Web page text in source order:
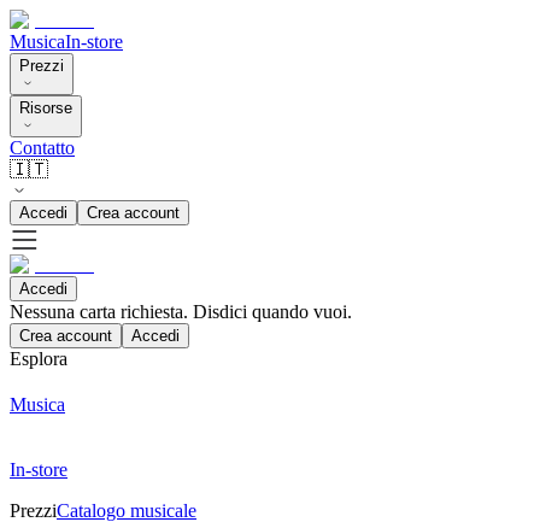
MusicaIn-store
Prezzi
Risorse
Contatto
🇮🇹
Accedi Crea account
Accedi
Nessuna carta richiesta. Disdici quando vuoi.
Crea account Accedi
Esplora
Musica
In-store
PrezziCatalogo musicale